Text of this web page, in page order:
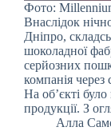
Фото:
Внаслідок
Дніпро,
шоколадної
серйозних
компанія через
На об’єкті
продукції. З
Алла